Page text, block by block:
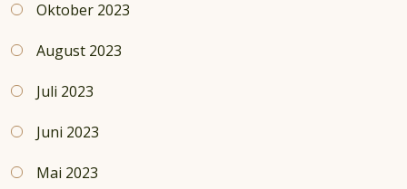
Oktober 2023
August 2023
Juli 2023
Juni 2023
Mai 2023